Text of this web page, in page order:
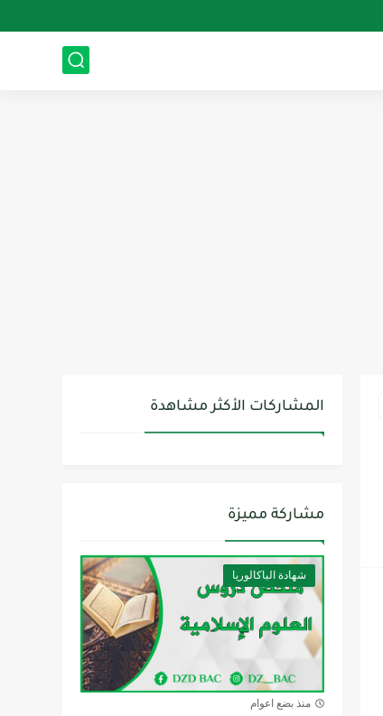
المشاركات الأكثر مشاهدة
مشاركة مميزة
شهادة الباكالوريا
منذ بضع اعوام